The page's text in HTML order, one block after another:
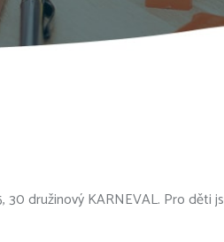
družinový KARNEVAL. Pro